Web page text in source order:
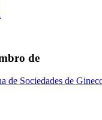
de
de Sociedades de